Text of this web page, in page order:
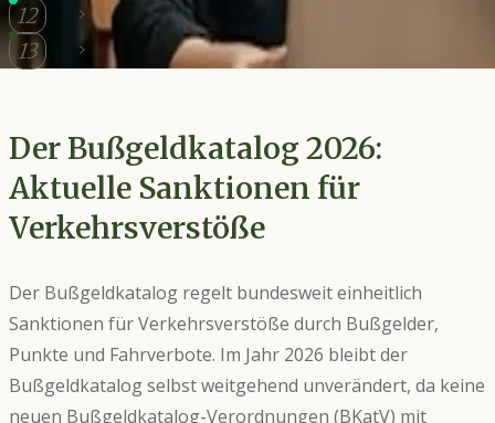
12 Vergleich
13 Dokumente Dokumente
Der Bußgeldkatalog 2026:
Aktuelle Sanktionen für
Verkehrsverstöße
Der Bußgeldkatalog regelt bundesweit einheitlich
Sanktionen für Verkehrsverstöße durch Bußgelder,
Punkte und Fahrverbote. Im Jahr 2026 bleibt der
Bußgeldkatalog selbst weitgehend unverändert, da keine
neuen Bußgeldkatalog-Verordnungen (BKatV) mit